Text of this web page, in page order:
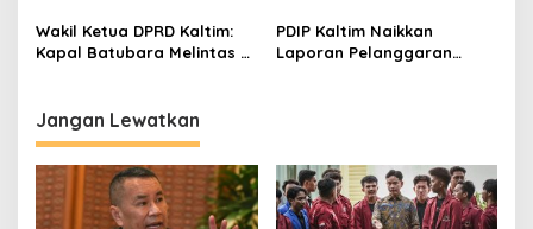
Antisipasi Gagal Panen
Pemekaran
Wakil Ketua DPRD Kaltim:
Kapal Batubara Melintas di
PDIP Kaltim Naikkan
Laporan Pelanggaran
Jangan Lewatkan